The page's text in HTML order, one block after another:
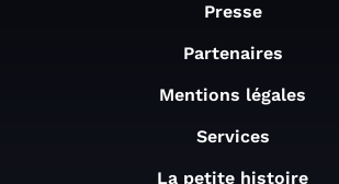
Presse
Partenaires
Mentions légales
Services
La petite histoire